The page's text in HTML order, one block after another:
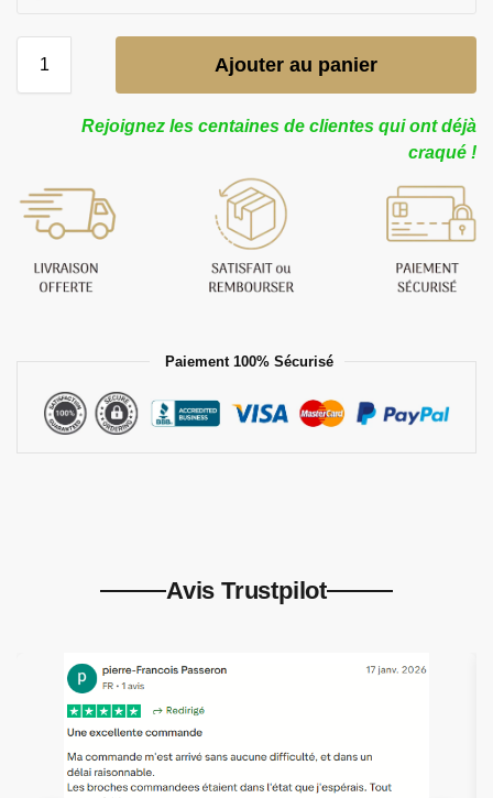
Ajouter au panier
Rejoignez les centaines de clientes qui ont déjà
craqué !
Paiement 100% Sécurisé
Avis Trustpilot